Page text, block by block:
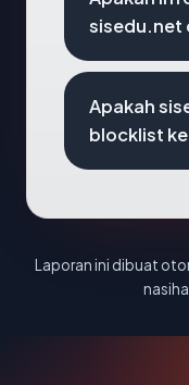
sisedu.net
Apakah
blocklist
Laporan ini dibuat